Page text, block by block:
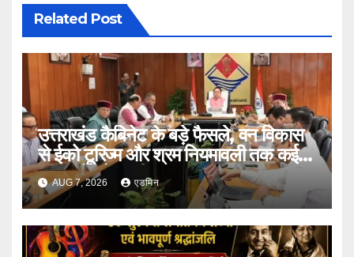
Related Post
उत्तराखंड कैबिनेट के बड़े फैसले, वन विकास
से ईको टूरिज्म और श्रम नियमावली तक कई
प्रस्तावों को मंजूरी
AUG 7, 2026 एडमिन